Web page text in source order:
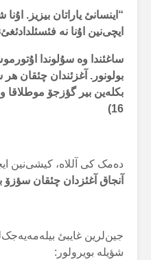
“اینسانئ یاراتان بیزیز. اۇنا
ایچی‌نین اۇنا نە
ساغئندا وە سۇلوندا
بولونور. آغزئندان چئقان
16)
دەمک کی آللاە، کیشی‌نین
آنجاق آغئزدان چئقان سؤزۆ
جین‌لرین غایبئ
شؤیلە بویرولور: